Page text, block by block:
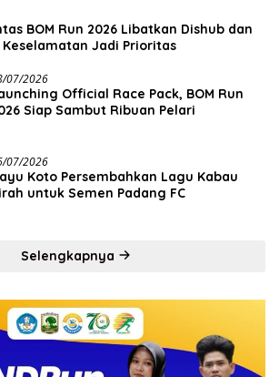
BOM Run 2026 Libatkan Dishub dan
Keselamatan Jadi Prioritas
07/2026
Official Race Pack, BOM Run
Siap Sambut Ribuan Pelari
07/2026
Koto Persembahkan Lagu Kabau
untuk Semen Padang FC
Selengkapnya